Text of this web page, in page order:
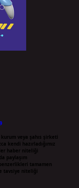
veya şahıs şirketi
kendi hazırladığımız
haber niteliği
paylaşım
tamamen
tavsiye niteliği